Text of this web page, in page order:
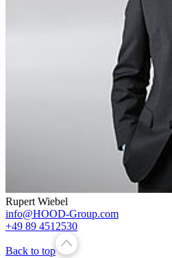
Rupert Wiebel
info@HOOD-Group.com
+49 89 4512530
Back to top